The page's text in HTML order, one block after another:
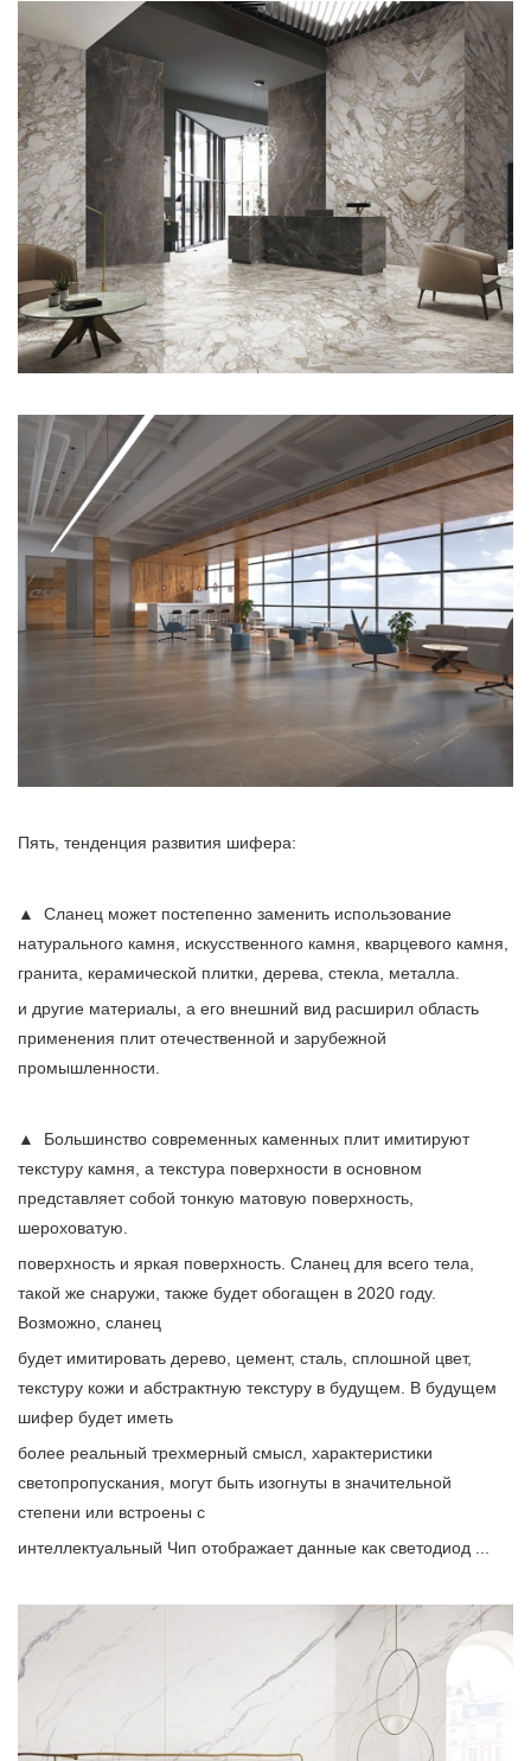
Пять, тенденция развития шифера:
▲ Сланец может постепенно заменить использование
натурального камня, искусственного камня, кварцевого камня,
гранита, керамической плитки, дерева, стекла, металла.
и другие материалы, а его внешний вид расширил область
применения плит отечественной и зарубежной
промышленности.
▲ Большинство современных каменных плит имитируют
текстуру камня, а текстура поверхности в основном
представляет собой тонкую матовую поверхность,
шероховатую.
поверхность и яркая поверхность. Сланец для всего тела,
такой же снаружи, также будет обогащен в 2020 году.
Возможно, сланец
будет имитировать дерево, цемент, сталь, сплошной цвет,
текстуру кожи и абстрактную текстуру в будущем. В будущем
шифер будет иметь
более реальный трехмерный смысл, характеристики
светопропускания, могут быть изогнуты в значительной
степени или встроены с
интеллектуальный Чип отображает данные как светодиод ...